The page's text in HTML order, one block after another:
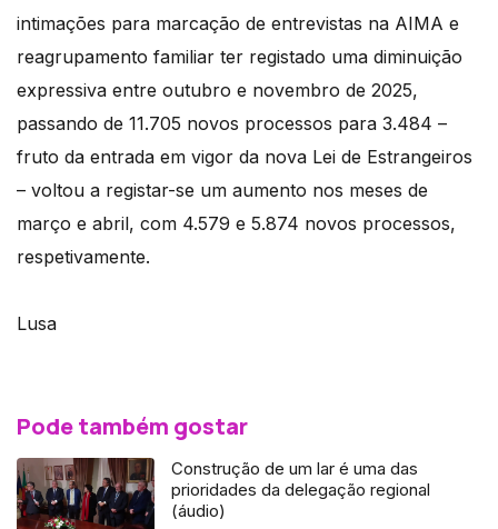
intimações para marcação de entrevistas na AIMA e
reagrupamento familiar ter registado uma diminuição
expressiva entre outubro e novembro de 2025,
passando de 11.705 novos processos para 3.484 –
fruto da entrada em vigor da nova Lei de Estrangeiros
– voltou a registar-se um aumento nos meses de
março e abril, com 4.579 e 5.874 novos processos,
respetivamente.
Lusa
Pode também gostar
Construção de um lar é uma das
prioridades da delegação regional
(áudio)